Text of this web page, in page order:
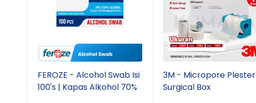
FEROZE - Alcohol Swab Isi
100's | Kapas Alkohol 70%
3M - Micropore Plester
Surgical Box